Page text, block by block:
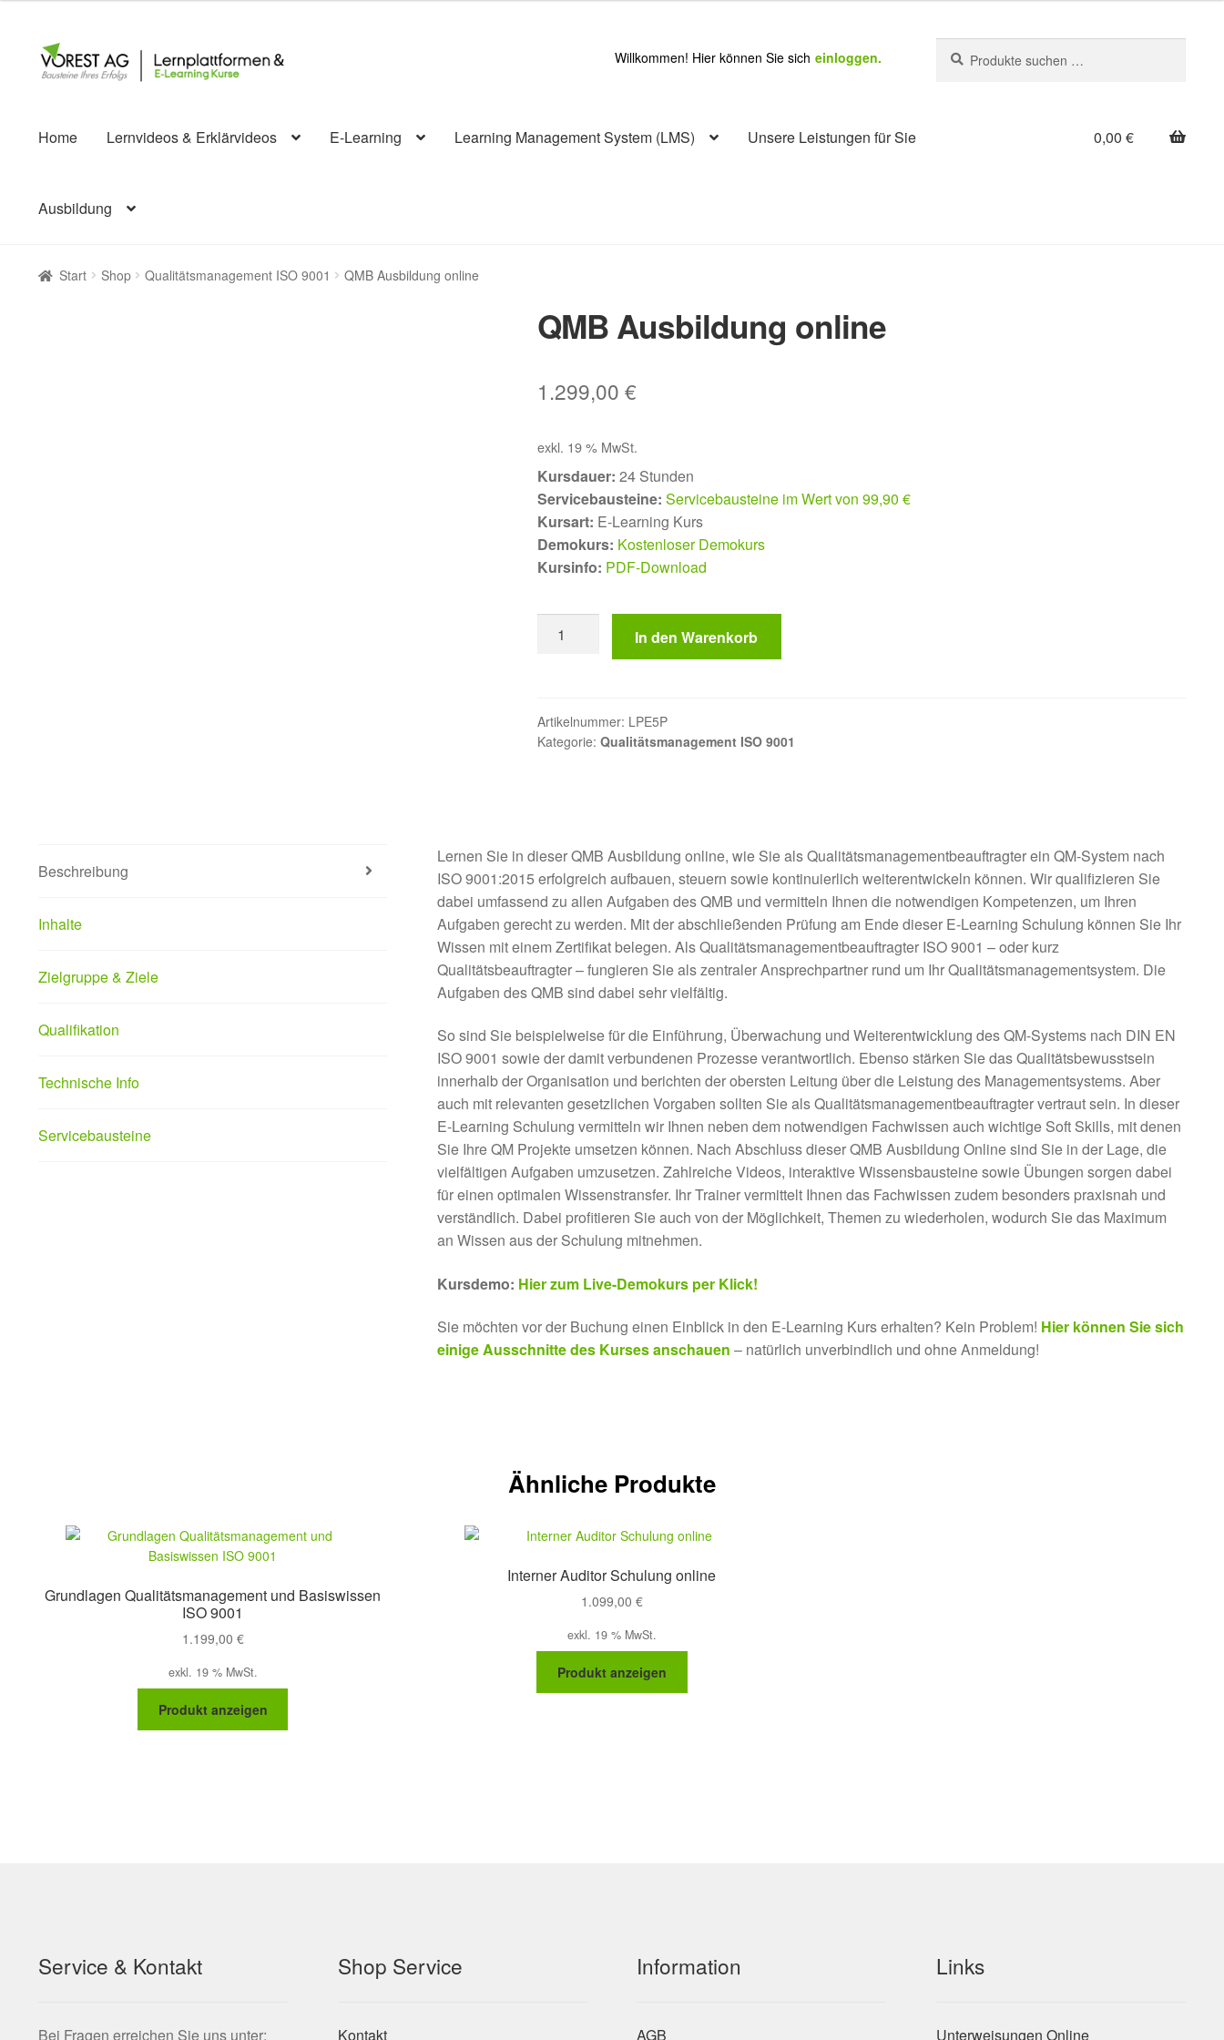
Zur
Navigation
Zum
Inhalt
Willkommen! Hier können Sie sich einloggen.
nach:
Home Lernvideos & Erklärvideos E-Learning Learning Management System (LMS) Unsere Leistungen für Sie
Ausbildung
0,00€
Start Shop Qualitätsmanagement ISO 9001 QMB Ausbildung online
QMB Ausbildung online
1.299,00 €
exkl. 19 % MwSt.
Kursdauer: 24 Stunden
Servicebausteine: Servicebausteine im Wert von 99,90 €
Kursart: E-Learning Kurs
Demokurs: Kostenloser Demokurs
Kursinfo: PDF-Download
Ausbildung
In den Warenkorb
Artikelnummer: LPE5P
Kategorie: Qualitätsmanagement ISO 9001
Beschreibung
Inhalte
Zielgruppe & Ziele
Qualifikation
Technische Info
Servicebausteine
Lernen Sie in dieser QMB Ausbildung online, wie Sie als Qualitätsmanagementbeauftragter ein QM-System nach
ISO 9001:2015 erfolgreich aufbauen, steuern sowie kontinuierlich weiterentwickeln können. Wir qualifizieren Sie
dabei umfassend zu allen Aufgaben des QMB und vermitteln Ihnen die notwendigen Kompetenzen, um Ihren
Aufgaben gerecht zu werden. Mit der abschließenden Prüfung am Ende dieser E-Learning Schulung können Sie Ihr
Wissen mit einem Zertifikat belegen. Als Qualitätsmanagementbeauftragter ISO 9001 – oder kurz
Qualitätsbeauftragter – fungieren Sie als zentraler Ansprechpartner rund um Ihr Qualitätsmanagementsystem. Die
Aufgaben des QMB sind dabei sehr vielfältig.
So sind Sie beispielweise für die Einführung, Überwachung und Weiterentwicklung des QM-Systems nach DIN EN
ISO 9001 sowie der damit verbundenen Prozesse verantwortlich. Ebenso stärken Sie das Qualitätsbewusstsein
innerhalb der Organisation und berichten der obersten Leitung über die Leistung des Managementsystems. Aber
auch mit relevanten gesetzlichen Vorgaben sollten Sie als Qualitätsmanagementbeauftragter vertraut sein. In dieser
E-Learning Schulung vermitteln wir Ihnen neben dem notwendigen Fachwissen auch wichtige Soft Skills, mit denen
Sie Ihre QM Projekte umsetzen können. Nach Abschluss dieser QMB Ausbildung Online sind Sie in der Lage, die
vielfältigen Aufgaben umzusetzen. Zahlreiche Videos, interaktive Wissensbausteine sowie Übungen sorgen dabei
für einen optimalen Wissenstransfer. Ihr Trainer vermittelt Ihnen das Fachwissen zudem besonders praxisnah und
verständlich. Dabei profitieren Sie auch von der Möglichkeit, Themen zu wiederholen, wodurch Sie das Maximum
an Wissen aus der Schulung mitnehmen.
Kursdemo: Hier zum Live-Demokurs per Klick!
Sie möchten vor der Buchung einen Einblick in den E-Learning Kurs erhalten? Kein Problem! Hier können Sie sich
einige Ausschnitte des Kurses anschauen – natürlich unverbindlich und ohne Anmeldung!
Ähnliche Produkte
Grundlagen Qualitätsmanagement und Basiswissen
ISO 9001
1.199,00 €
exkl. 19 % MwSt.
Produkt anzeigen
Interner Auditor Schulung online
1.099,00 €
exkl. 19 % MwSt.
Produkt anzeigen
Service & Kontakt
Bei Fragen erreichen Sie uns unter:
Shop Service
Kontakt
Information
AGB
Links
Unterweisungen Online